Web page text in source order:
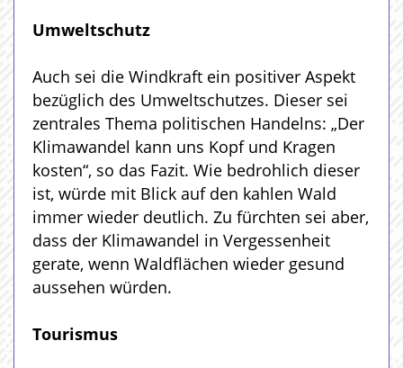
Umweltschutz
Auch sei die Windkraft ein positiver Aspekt
bezüglich des Umweltschutzes. Dieser sei
zentrales Thema politischen Handelns: „Der
Klimawandel kann uns Kopf und Kragen
kosten“, so das Fazit. Wie bedrohlich dieser
ist, würde mit Blick auf den kahlen Wald
immer wieder deutlich. Zu fürchten sei aber,
dass der Klimawandel in Vergessenheit
gerate, wenn Waldflächen wieder gesund
aussehen würden.
Tourismus